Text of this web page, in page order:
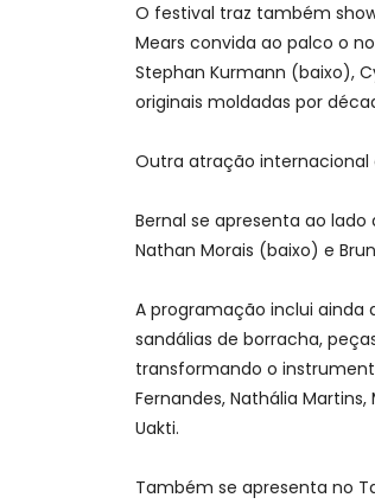
O festival traz também
Mears convida ao palco o
Stephan Kurmann (baixo),
originais moldadas por
Outra atração internacional
Bernal se apresenta ao
Nathan Morais (baixo) e
A programação inclui ainda
sandálias de borracha,
transformando o
Fernandes, Nathália
Uakti.
Também se apresenta no